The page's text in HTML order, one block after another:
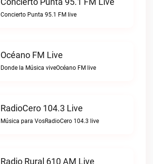
Concierto Punta 95.1 FM live
Océano FM Live
Donde la Música viveOcéano FM live
RadioCero 104.3 Live
Música para VosRadioCero 104.3 live
Radio Rural 610 AM Live